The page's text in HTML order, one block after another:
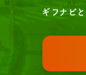
ギフナビ